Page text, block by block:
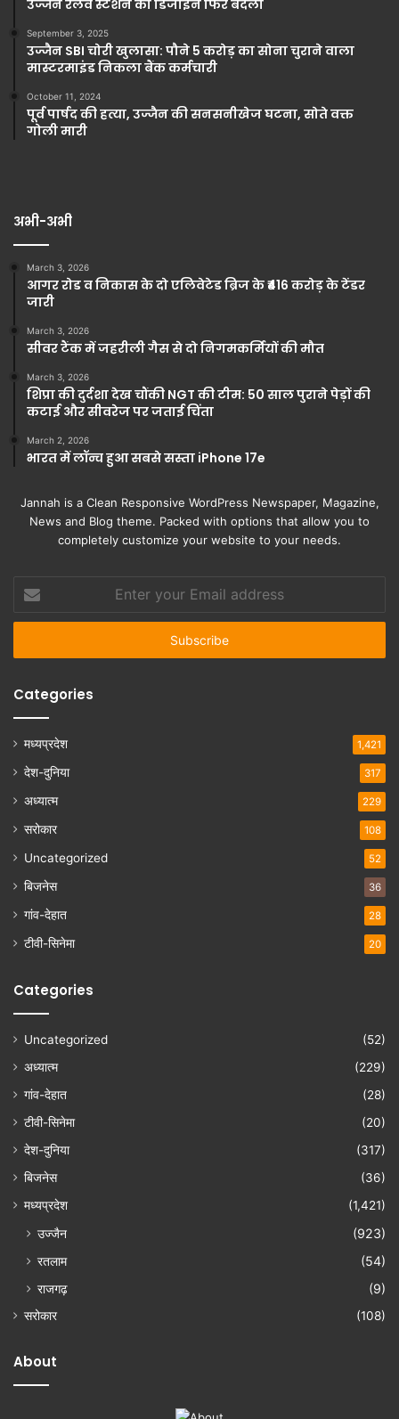
उज्जैन रेलवे स्टेशन का डिजाइन फिर बदला
September 3, 2025
उज्जैन SBI चोरी खुलासा: पौने 5 करोड़ का सोना चुराने वाला
मास्टरमाइंड निकला बैंक कर्मचारी
October 11, 2024
पूर्व पार्षद की हत्या, उज्जैन की सनसनीखेज घटना, सोते वक्त
गोली मारी
अभी-अभी
March 3, 2026
आगर रोड व निकास के दो एलिवेटेड ब्रिज के ₹416 करोड़ के टेंडर
जारी
March 3, 2026
सीवर टैंक में जहरीली गैस से दो निगमकर्मियों की मौत
March 3, 2026
शिप्रा की दुर्दशा देख चौंकी NGT की टीम: 50 साल पुराने पेड़ों की
कटाई और सीवरेज पर जताई चिंता
March 2, 2026
भारत में लॉन्च हुआ सबसे सस्ता iPhone 17e
Jannah is a Clean Responsive WordPress Newspaper, Magazine,
News and Blog theme. Packed with options that allow you to
completely customize your website to your needs.
your
Email
Categories
मध्यप्रदेश 1,421
देश-दुनिया 317
अध्यात्म 229
सरोकार 108
Uncategorized 52
बिजनेस 36
गांव-देहात 28
टीवी-सिनेमा 20
Categories
Uncategorized
(52)
अध्यात्म
(229)
गांव-देहात
(28)
टीवी-सिनेमा
(20)
देश-दुनिया
(317)
बिजनेस
(36)
मध्यप्रदेश
(1,421)
उज्जैन
(923)
रतलाम
(54)
राजगढ़
(9)
सरोकार (108)
About